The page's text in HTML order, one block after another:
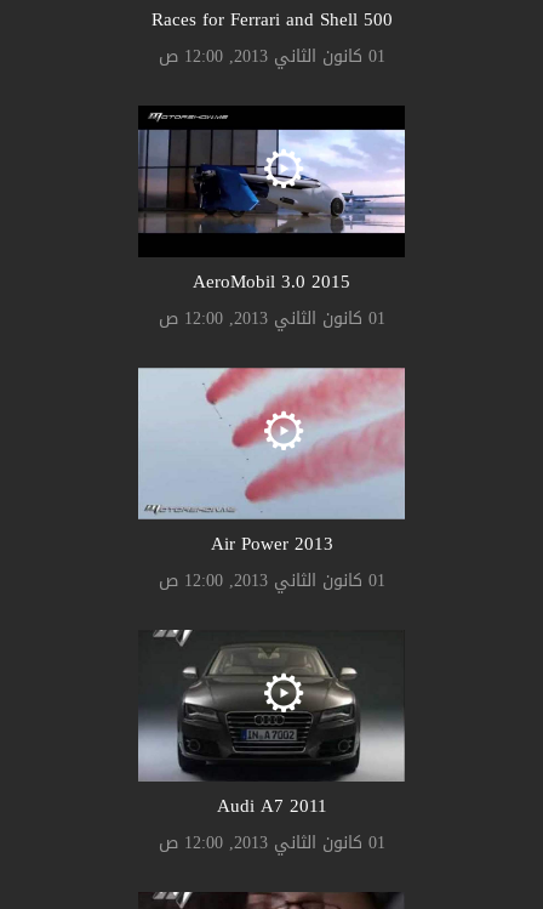
500 Races for Ferrari and Shell
01 كانون الثاني 2013, 12:00 ص
AeroMobil 3.0 2015
01 كانون الثاني 2013, 12:00 ص
Air Power 2013
01 كانون الثاني 2013, 12:00 ص
Audi A7 2011
01 كانون الثاني 2013, 12:00 ص